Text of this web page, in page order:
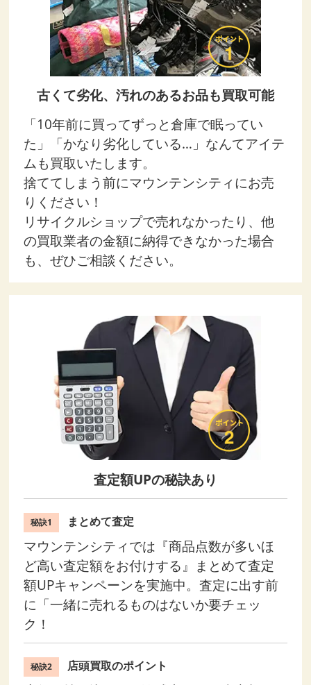
古くて劣化、汚れのあるお品も買取可能
「10年前に買ってずっと倉庫で眠ってい
た」「かなり劣化している…」なんてアイテ
ムも買取いたします。
捨ててしまう前にマウンテンシティにお売
りください！
リサイクルショップで売れなかったり、他
の買取業者の金額に納得できなかった場合
も、ぜひご相談ください。
査定額UPの秘訣あり
秘訣1 まとめて査定
マウンテンシティでは『商品点数が多いほ
ど高い査定額をお付けする』まとめて査定
額UPキャンペーンを実施中。査定に出す前
に「一緒に売れるものはないか要チェッ
ク！
秘訣2 店頭買取のポイント